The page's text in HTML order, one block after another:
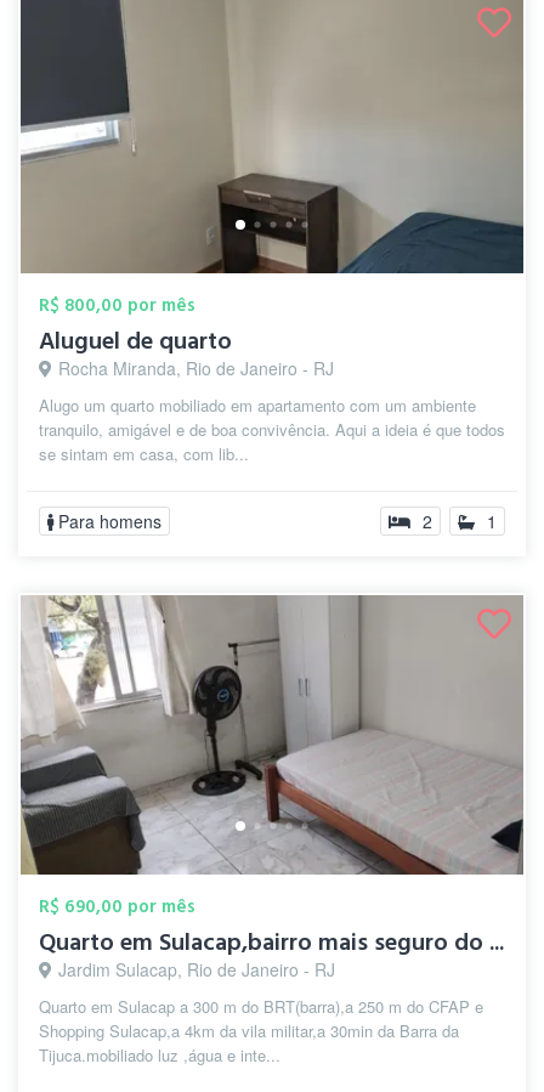
R$ 800,00 por mês
Aluguel de quarto
Rocha Miranda, Rio de Janeiro - RJ
Alugo um quarto mobiliado em apartamento com um ambiente
tranquilo, amigável e de boa convivência. Aqui a ideia é que todos
se sintam em casa, com lib...
Para homens 2 1
R$ 690,00 por mês
Quarto em Sulacap,bairro mais seguro do ...
Jardim Sulacap, Rio de Janeiro - RJ
Quarto em Sulacap a 300 m do BRT(barra),a 250 m do CFAP e
Shopping Sulacap,a 4km da vila militar,a 30min da Barra da
Tijuca.mobiliado luz ,água e inte...